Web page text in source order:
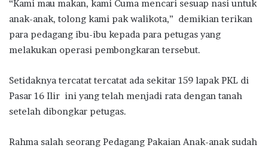
“Kami mau makan, kami Cuma mencari sesuap nasi untuk
anak-anak, tolong kami pak walikota,” demikian terikan
para pedagang ibu-ibu kepada para petugas yang
melakukan operasi pembongkaran tersebut.
Setidaknya tercatat tercatat ada sekitar 159 lapak PKL di
Pasar 16 Ilir ini yang telah menjadi rata dengan tanah
setelah dibongkar petugas.
Rahma salah seorang Pedagang Pakaian Anak-anak sudah